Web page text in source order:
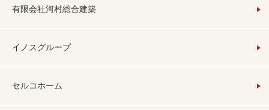
有限会社河村総合建築
イノスグループ
セルコホーム